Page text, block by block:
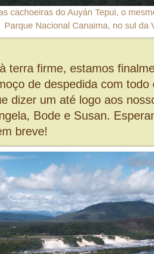
cachoeiras do Auyán Tepui, o
Parque Nacional Canaima, no sul da
terra firme, estamos
de despedida com todo
dizer um até logo aos
Bode e Susan.
breve!